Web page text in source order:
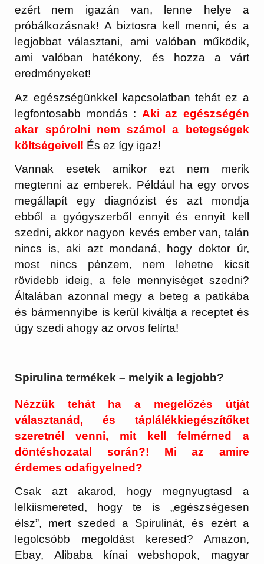
ezért nem igazán van, lenne helye a
próbálkozásnak! A biztosra kell menni, és a
legjobbat választani, ami valóban működik,
ami valóban hatékony, és hozza a várt
eredményeket!
Az egészségünkkel kapcsolatban tehát ez a
legfontosabb mondás : Aki az egészségén
akar spórolni nem számol a betegségek
költségeivel! És ez így igaz!
Vannak esetek amikor ezt nem merik
megtenni az emberek. Például ha egy orvos
megállapít egy diagnózist és azt mondja
ebből a gyógyszerből ennyit és ennyit kell
szedni, akkor nagyon kevés ember van, talán
nincs is, aki azt mondaná, hogy doktor úr,
most nincs pénzem, nem lehetne kicsit
rövidebb ideig, a fele mennyiséget szedni?
Általában azonnal megy a beteg a patikába
és bármennyibe is kerül kiváltja a receptet és
úgy szedi ahogy az orvos felírta!
Spirulina termékek – melyik a legjobb?
Nézzük tehát ha a megelőzés útját
választanád, és táplálékkiegészítőket
szeretnél venni, mit kell felmérned a
döntéshozatal során?! Mi az amire
érdemes odafigyelned?
Csak azt akarod, hogy megnyugtasd a
lelkiismereted, hogy te is „egészségesen
élsz”, mert szeded a Spirulinát, és ezért a
legolcsóbb megoldást keresed? Amazon,
Ebay, Alibaba kínai webshopok, magyar